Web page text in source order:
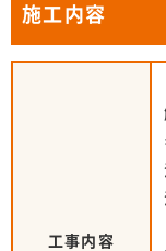
施工内容
工事内容